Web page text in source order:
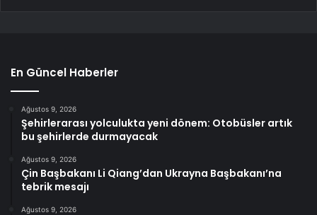
En Güncel Haberler
Ağustos 9, 2026
Şehirlerarası yolculukta yeni dönem: Otobüsler artık
bu şehirlerde durmayacak
Ağustos 9, 2026
Çin Başbakanı Li Qiang’dan Ukrayna Başbakanı’na
tebrik mesajı
Ağustos 9, 2026